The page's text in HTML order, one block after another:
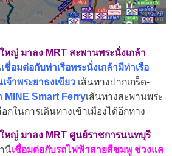
หญ่ มาลง MRT สะพานพระนั่งเกล้า
เชื่อมต่อกับท่าเรือพระนั่งเกล้ามีท่าเรือ
จ้าพระยาธงเขียว เส้นทางปากเกร็ด-
MINE Smart Ferryเส้นทางสะพานพระ
กในการเดินทางเข้าเมืองได้อีกทาง
หญ่ มาลง MRT ศูนย์ราชการนนทบุรี
นีเชื่อมต่อกับรถไฟฟ้าสายสีชมพู ช่วงแค